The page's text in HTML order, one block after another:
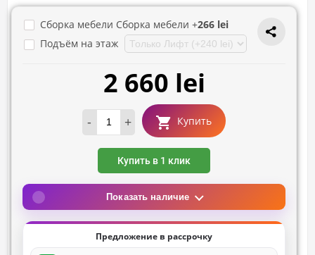
Сборка мебели Сборка мебели +266 lei
Подъём на этаж
2 660 lei
- + Купить
Купить в 1 клик
Показать наличие
Предложение в рассрочку